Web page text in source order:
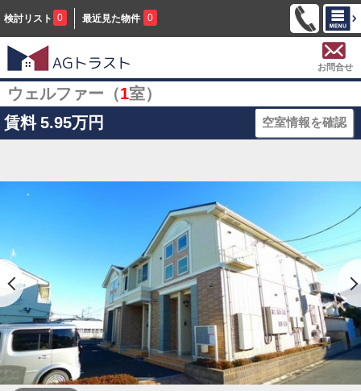
検討リスト 0 最近見た物件 0
お問合せ
ウェルファー（1室）
賃料 5.95万円 空室情報を確認